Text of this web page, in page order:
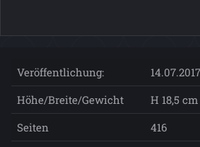
Veröffentlichung:
14.07.2017
Höhe/Breite/Gewicht
H 18,5
Seiten
416